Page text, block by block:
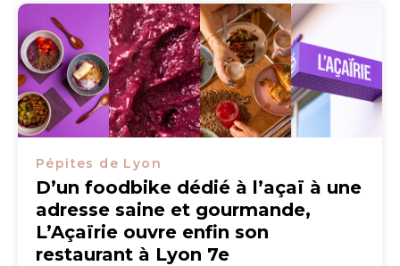
Pépites de Lyon
D’un foodbike dédié à l’açaï à une
adresse saine et gourmande,
L’Açaïrie ouvre enfin son
restaurant à Lyon 7e